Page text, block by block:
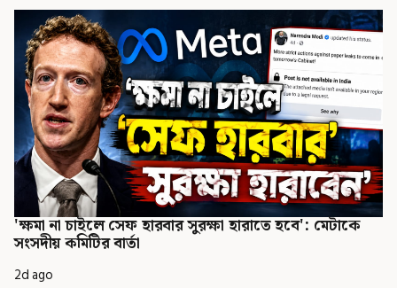
'ক্ষমা না চাইলে সেফ হারবার সুরক্ষা হারাতে হবে': মেটাকে
সংসদীয় কমিটির বার্তা
2d ago